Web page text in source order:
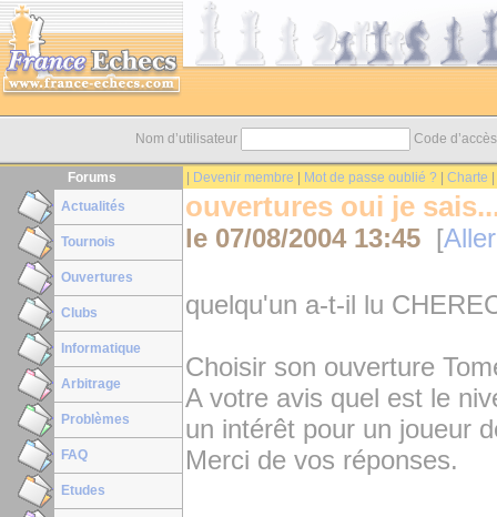
Nom d’utilisateur Code
Forums Devenir membre Mot de passe oublié ? Charte
Actualités
Tournois
Ouvertures
Clubs
Informatique
Arbitrage
Problèmes
FAQ
Etudes
ouvertures oui je
le 07/08/2004 13:45 [
quelqu'un a-t-il lu
Choisir son ouverture
A votre avis quel est le
un intérêt pour un joueur
Merci de vos réponses.